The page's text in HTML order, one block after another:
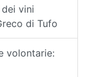
vini
di Tufo
volontarie: